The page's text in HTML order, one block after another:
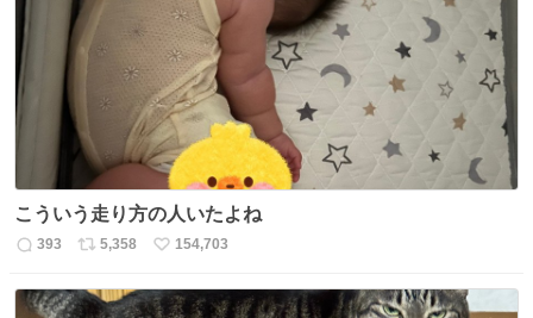
ト
数
こういう走り方の人いたよね
返
数
393
リ
ス
5,358
い
ね
154,703